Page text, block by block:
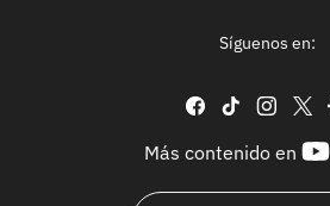
Síguenos en:
facebook
tiktok
Más contenido en